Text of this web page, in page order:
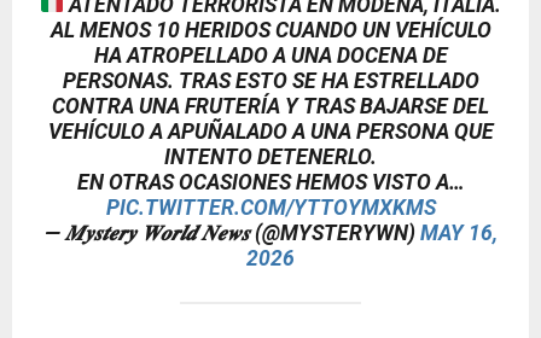
AL MENOS 10 HERIDOS CUANDO UN VEHÍCULO
HA ATROPELLADO A UNA DOCENA DE
PERSONAS. TRAS ESTO SE HA ESTRELLADO
CONTRA UNA FRUTERÍA Y TRAS BAJARSE DEL
VEHÍCULO A APUÑALADO A UNA PERSONA QUE
INTENTO DETENERLO.
EN OTRAS OCASIONES HEMOS VISTO A…
PIC.TWITTER.COM/YTTOYMXKMS
— 𝑴𝒚𝒔𝒕𝒆𝒓𝒚 𝑾𝒐𝒓𝒍𝒅 𝑵𝒆𝒘𝒔 (@MYSTERYWN) MAY 16,
2026